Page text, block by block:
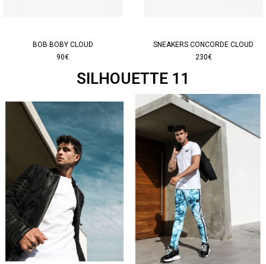
BOB BOBY CLOUD
90€
SNEAKERS CONCORDE CLOUD
230€
SILHOUETTE 11